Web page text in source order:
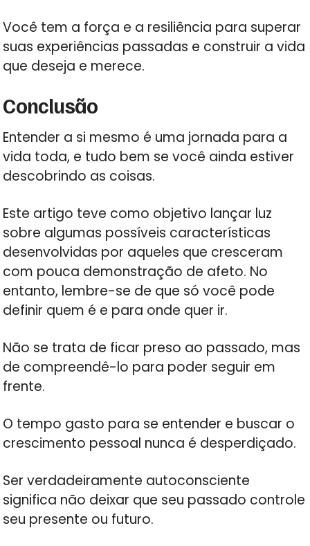
Você tem a força e a resiliência para superar
suas experiências passadas e construir a vida
que deseja e merece.
Conclusão
Entender a si mesmo é uma jornada para a
vida toda, e tudo bem se você ainda estiver
descobrindo as coisas.
Este artigo teve como objetivo lançar luz
sobre algumas possíveis características
desenvolvidas por aqueles que cresceram
com pouca demonstração de afeto. No
entanto, lembre-se de que só você pode
definir quem é e para onde quer ir.
Não se trata de ficar preso ao passado, mas
de compreendê-lo para poder seguir em
frente.
O tempo gasto para se entender e buscar o
crescimento pessoal nunca é desperdiçado.
Ser verdadeiramente autoconsciente
significa não deixar que seu passado controle
seu presente ou futuro.